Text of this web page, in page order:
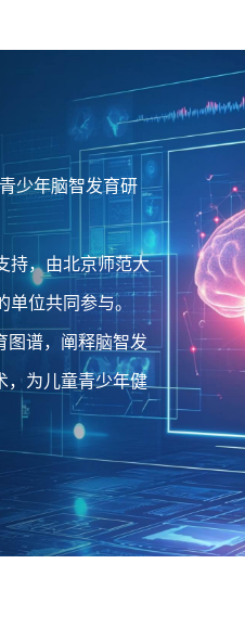
少年脑智发育研
持，由北京师范大
单位共同参与。
图谱，阐释脑智发
，为儿童青少年健